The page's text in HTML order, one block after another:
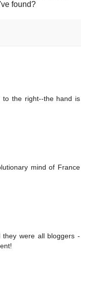
found?
the right--the hand is
mind of France
were all bloggers -